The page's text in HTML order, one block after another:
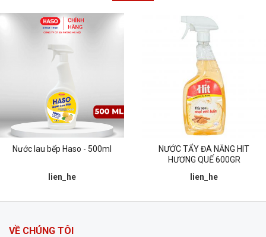
Nước lau bếp Haso - 500ml
lien_he
NƯỚC TẨY ĐA NĂNG HIT
HƯƠNG QUẾ 600GR
lien_he
VỀ CHÚNG TÔI